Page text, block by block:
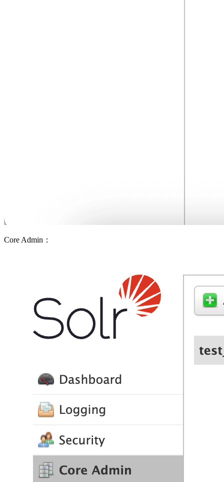
Core Admin：